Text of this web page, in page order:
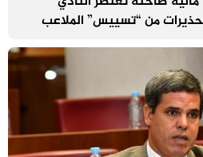
من “تسييس” الملاعب